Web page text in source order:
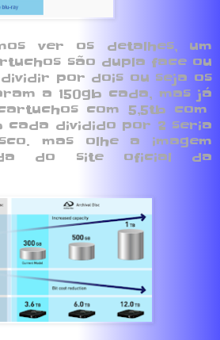
ver os detalhes, um
são dupla face ou
por dois ou seja os
a 150gb cada, mas já
com 5,5tb com
cada dividido por 2 seria
mas olhe a imagem
do site oficial da